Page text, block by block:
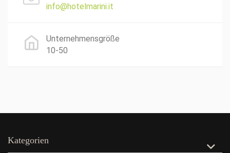
info@hotelmarini.it
Unternehmensgröße
10-50
Kategorien